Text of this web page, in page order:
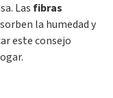
Lasfibras
la humedad y
este consejo